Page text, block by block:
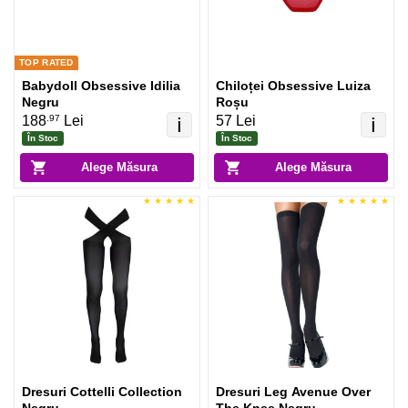
TOP RATED
Alege Măsura
ℹ️
Babydoll Obsessive Idilia
Negru
188 .97 Lei
În Stoc
Alege Măsura
ℹ️
Chiloței Obsessive Luiza
Roșu
57 Lei
În Stoc
Dresuri Cottelli Collection
Dresuri Leg Avenue Over